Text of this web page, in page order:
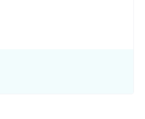
Koko Tuusula